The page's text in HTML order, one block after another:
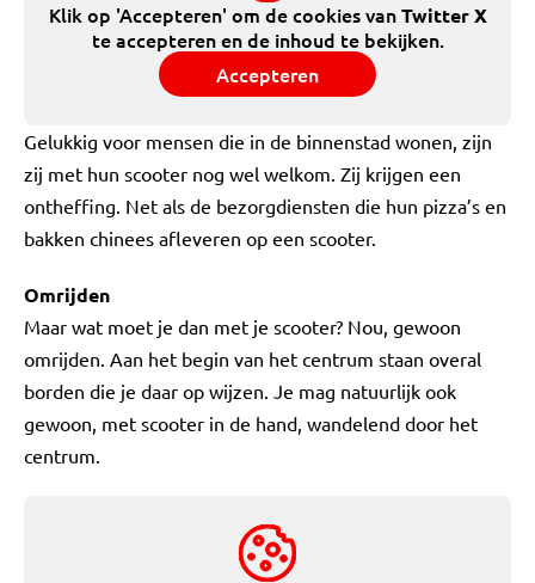
Klik op 'Accepteren' om de cookies vanTwitter X
te accepteren en de inhoud te bekijken.
Accepteren
Gelukkig voor mensen die in de binnenstad wonen, zijn
zij met hun scooter nog wel welkom. Zij krijgen een
ontheffing. Net als de bezorgdiensten die hun pizza’s en
bakken chinees afleveren op een scooter.
Omrijden
Maar wat moet je dan met je scooter? Nou, gewoon
omrijden. Aan het begin van het centrum staan overal
borden die je daar op wijzen. Je mag natuurlijk ook
gewoon, met scooter in de hand, wandelend door het
centrum.